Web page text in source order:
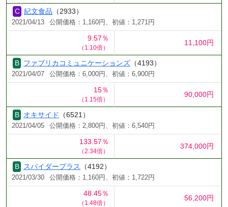
紀文食品 （2933）
2021/04/13 公開価格：1,160円、初値：1,271円
9.57％
（1.10倍）
11,100円
ファブリカコミュニケーションズ （4193）
2021/04/07 公開価格：6,000円、初値：6,900円
15％
（1.15倍）
90,000円
オキサイド （6521）
2021/04/05 公開価格：2,800円、初値：6,540円
133.57％
（2.34倍）
374,000円
スパイダープラス （4192）
2021/03/30 公開価格：1,160円、初値：1,722円
48.45％
（1.48倍）
56,200円